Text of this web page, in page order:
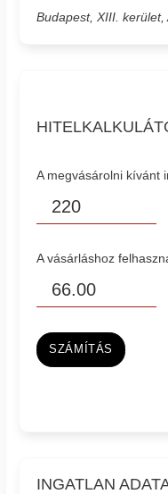
Budapest, XIII. kerület,
A megvásárolni kívánt
A vásárláshoz
SZÁMÍTÁS
INGATLAN